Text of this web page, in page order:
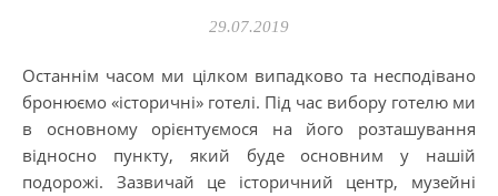
29.07.2019
Останнім часом ми цілком випадково та несподівано
бронюємо «історичні» готелі. Під час вибору готелю ми
в основному орієнтуємося на його розташування
відносно пункту, який буде основним у нашій
подорожі. Зазвичай це історичний центр, музейні